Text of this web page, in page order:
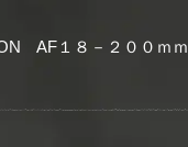
AF１８－２００ｍｍ